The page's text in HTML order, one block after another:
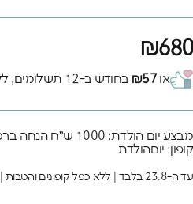
₪680
או₪57 בחודש ב-12 תשלומים, ללא ריבית
מבצע יום הולדת: 1000 ש״ח הנחה ברכישה מעל 3,000 ש״ח
קופון: יוםהולדת
עד ה-23.8 בלבד | ללא כפל קופונים והטבות | בכפוף לתקנון | ט.ל.ח